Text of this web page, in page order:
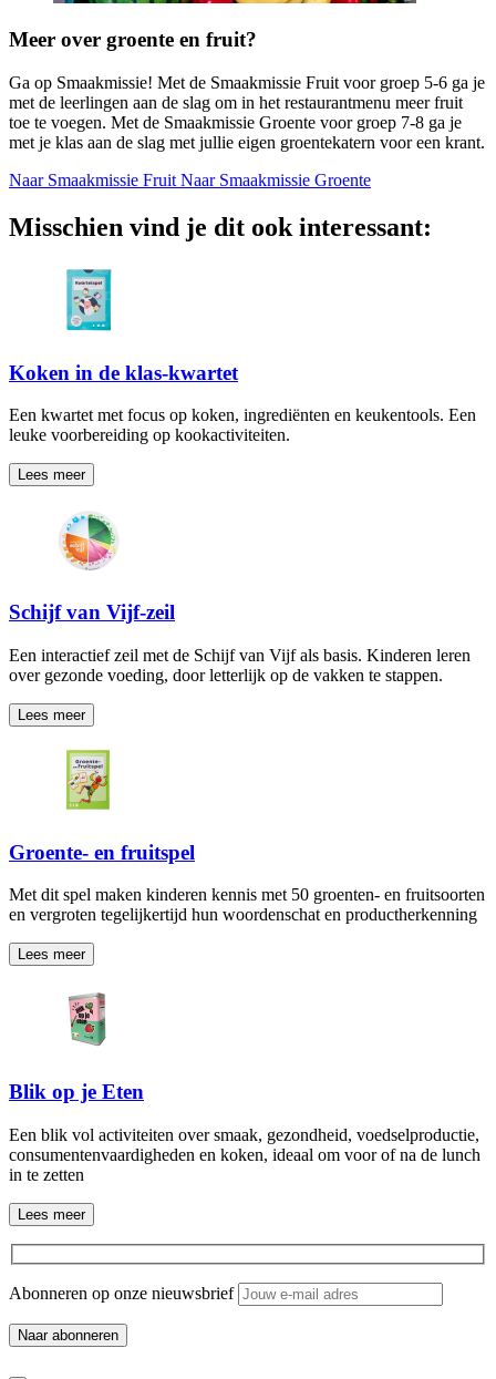
Meer over groente en fruit?
Ga op Smaakmissie! Met de Smaakmissie Fruit voor groep 5-6 ga je
met de leerlingen aan de slag om in het restaurantmenu meer fruit
toe te voegen. Met de Smaakmissie Groente voor groep 7-8 ga je
met je klas aan de slag met jullie eigen groentekatern voor een krant.
Naar Smaakmissie Fruit Naar Smaakmissie Groente
Misschien vind je dit ook interessant:
Koken in de klas-kwartet
Een kwartet met focus op koken, ingrediënten en keukentools. Een
leuke voorbereiding op kookactiviteiten.
Lees meer
Schijf van Vijf-zeil
Een interactief zeil met de Schijf van Vijf als basis. Kinderen leren
over gezonde voeding, door letterlijk op de vakken te stappen.
Lees meer
Groente- en fruitspel
Met dit spel maken kinderen kennis met 50 groenten- en fruitsoorten
en vergroten tegelijkertijd hun woordenschat en productherkenning
Lees meer
Blik op je Eten
Een blik vol activiteiten over smaak, gezondheid, voedselproductie,
consumentenvaardigheden en koken, ideaal om voor of na de lunch
in te zetten
Lees meer
Abonneren op onze nieuwsbrief